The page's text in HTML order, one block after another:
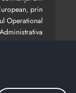
prin
Operational
în mod
Europene.